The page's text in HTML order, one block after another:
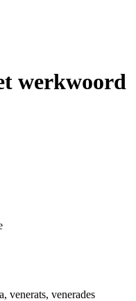
werkwoord
, venerats, venerades